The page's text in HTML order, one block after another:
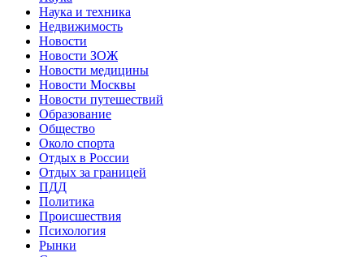
Наука и техника
Недвижимость
Новости
Новости ЗОЖ
Новости медицины
Новости Москвы
Новости путешествий
Образование
Общество
Около спорта
Отдых в России
Отдых за границей
ПДД
Политика
Происшествия
Психология
Рынки